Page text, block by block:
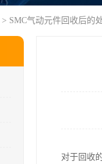
> SMC气动元件回收后的
对于回收